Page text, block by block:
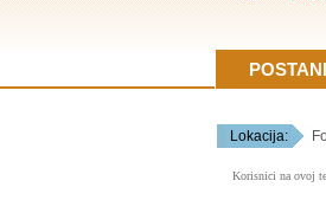
Lokacija:
Korisnici na ovoj